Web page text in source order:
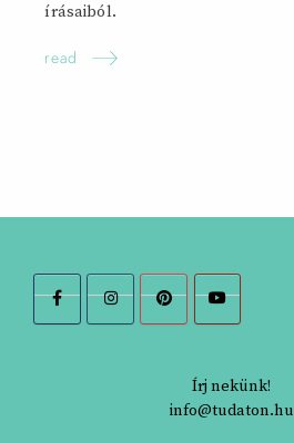
írásaiból.
read
Írj nekünk!
info@tudaton.hu